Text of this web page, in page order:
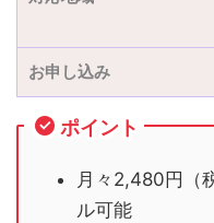
お申し込み
ポイント
月々2,480円（
ル可能